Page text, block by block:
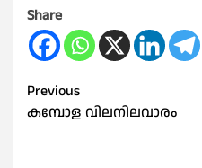
Share
Post
navigation
Previous
കമ്പോള വിലനിലവാരം